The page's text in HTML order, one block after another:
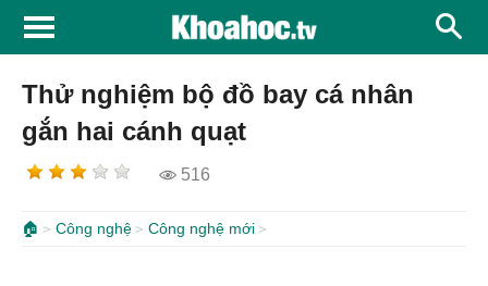
Thử nghiệm bộ đồ bay cá nhân
gắn hai cánh quạt
516
🏠 Công nghệ Công nghệ mới